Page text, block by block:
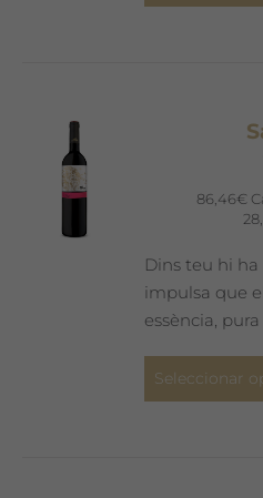
86,46€
Dins teu hi
impulsa que
essència,
Seleccionar